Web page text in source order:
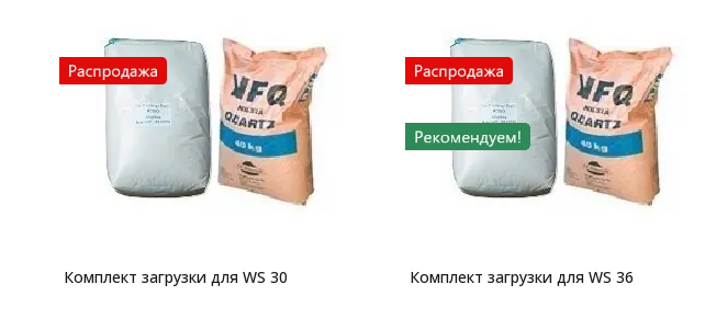
Комплект загрузки для WS 30 Комплект загрузки для WS 36